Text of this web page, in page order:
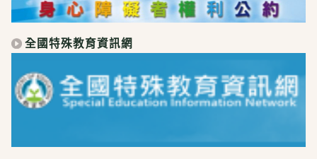
全國特殊教育資訊網